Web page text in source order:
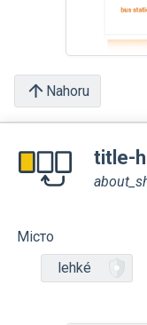
Nahoru
title-
Місто
lehké